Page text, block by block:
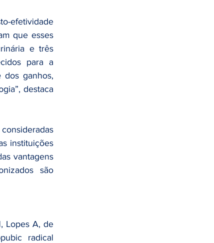
efetividade
que esses
e três
para a
dos ganhos,
destaca
instituições
vantagens
são
Lopes A, de
radical